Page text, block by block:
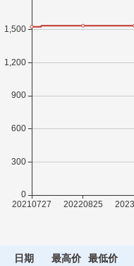
日期 最高价 最低价